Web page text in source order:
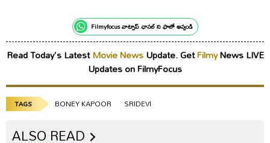
Filmyfocus వాట్సాప్ ఛానల్ ని ఫాలో అవ్వండి
Read Today's LatestMovie NewsUpdate. GetFilmyNews LIVE
Updates on FilmyFocus
TAGS BONEY KAPOOR SRIDEVI
ALSO READ